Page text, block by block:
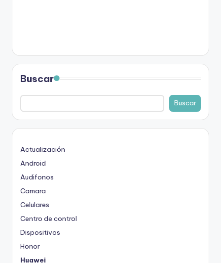
Buscar
Buscar
Actualización
Android
Audifonos
Camara
Celulares
Centro de control
Dispositivos
Honor
Huawei